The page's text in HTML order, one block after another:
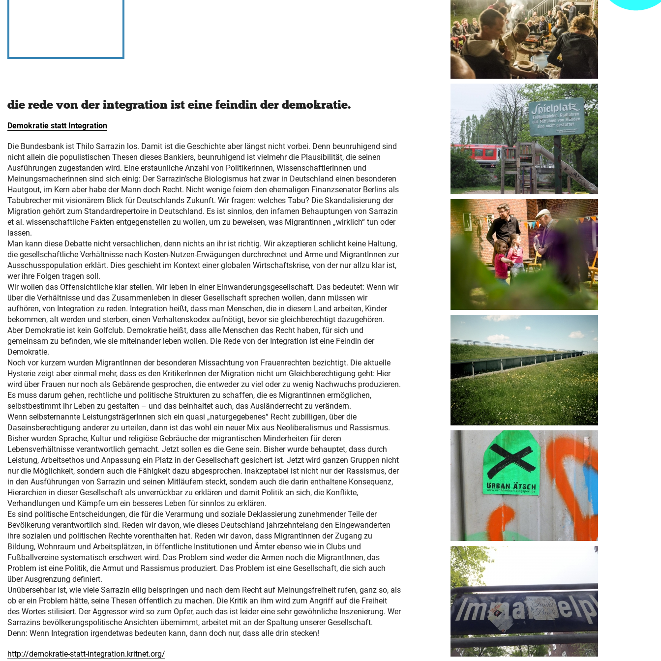
die rede von der integration ist eine feindin der demokratie.
Demokratie statt Integration
Die Bundesbank ist Thilo Sarrazin los. Damit ist die Geschichte aber längst nicht vorbei. Denn beunruhigend sind
nicht allein die populistischen Thesen dieses Bankiers, beunruhigend ist vielmehr die Plausibilität, die seinen
Ausführungen zugestanden wird. Eine erstaunliche Anzahl von PolitikerInnen, WissenschaftlerInnen und
MeinungsmacherInnen sind sich einig: Der Sarrazin’sche Biologismus hat zwar in Deutschland einen besonderen
Hautgout, im Kern aber habe der Mann doch Recht. Nicht wenige feiern den ehemaligen Finanzsenator Berlins als
Tabubrecher mit visionärem Blick für Deutschlands Zukunft. Wir fragen: welches Tabu? Die Skandalisierung der
Migration gehört zum Standardrepertoire in Deutschland. Es ist sinnlos, den infamen Behauptungen von Sarrazin
et al. wissenschaftliche Fakten entgegenstellen zu wollen, um zu beweisen, was MigrantInnen „wirklich“ tun oder
lassen.
Man kann diese Debatte nicht versachlichen, denn nichts an ihr ist richtig. Wir akzeptieren schlicht keine Haltung,
die gesellschaftliche Verhältnisse nach Kosten-Nutzen-Erwägungen durchrechnet und Arme und MigrantInnen zur
Ausschusspopulation erklärt. Dies geschieht im Kontext einer globalen Wirtschaftskrise, von der nur allzu klar ist,
wer ihre Folgen tragen soll.
Wir wollen das Offensichtliche klar stellen. Wir leben in einer Einwanderungsgesellschaft. Das bedeutet: Wenn wir
über die Verhältnisse und das Zusammenleben in dieser Gesellschaft sprechen wollen, dann müssen wir
aufhören, von Integration zu reden. Integration heißt, dass man Menschen, die in diesem Land arbeiten, Kinder
bekommen, alt werden und sterben, einen Verhaltenskodex aufnötigt, bevor sie gleichberechtigt dazugehören.
Aber Demokratie ist kein Golfclub. Demokratie heißt, dass alle Menschen das Recht haben, für sich und
gemeinsam zu befinden, wie sie miteinander leben wollen. Die Rede von der Integration ist eine Feindin der
Demokratie.
Noch vor kurzem wurden MigrantInnen der besonderen Missachtung von Frauenrechten bezichtigt. Die aktuelle
Hysterie zeigt aber einmal mehr, dass es den KritikerInnen der Migration nicht um Gleichberechtigung geht: Hier
wird über Frauen nur noch als Gebärende gesprochen, die entweder zu viel oder zu wenig Nachwuchs produzieren.
Es muss darum gehen, rechtliche und politische Strukturen zu schaffen, die es MigrantInnen ermöglichen,
selbstbestimmt ihr Leben zu gestalten – und das beinhaltet auch, das Ausländerrecht zu verändern.
Wenn selbsternannte LeistungsträgerInnen sich ein quasi „naturgegebenes“ Recht zubilligen, über die
Daseinsberechtigung anderer zu urteilen, dann ist das wohl ein neuer Mix aus Neoliberalismus und Rassismus.
Bisher wurden Sprache, Kultur und religiöse Gebräuche der migrantischen Minderheiten für deren
Lebensverhältnisse verantwortlich gemacht. Jetzt sollen es die Gene sein. Bisher wurde behauptet, dass durch
Leistung, Arbeitsethos und Anpassung ein Platz in der Gesellschaft gesichert ist. Jetzt wird ganzen Gruppen nicht
nur die Möglichkeit, sondern auch die Fähigkeit dazu abgesprochen. Inakzeptabel ist nicht nur der Rassismus, der
in den Ausführungen von Sarrazin und seinen Mitläufern steckt, sondern auch die darin enthaltene Konsequenz,
Hierarchien in dieser Gesellschaft als unverrückbar zu erklären und damit Politik an sich, die Konflikte,
Verhandlungen und Kämpfe um ein besseres Leben für sinnlos zu erklären.
Es sind politische Entscheidungen, die für die Verarmung und soziale Deklassierung zunehmender Teile der
Bevölkerung verantwortlich sind. Reden wir davon, wie dieses Deutschland jahrzehntelang den Eingewanderten
ihre sozialen und politischen Rechte vorenthalten hat. Reden wir davon, dass MigrantInnen der Zugang zu
Bildung, Wohnraum und Arbeitsplätzen, in öffentliche Institutionen und Ämter ebenso wie in Clubs und
Fußballvereine systematisch erschwert wird. Das Problem sind weder die Armen noch die MigrantInnen, das
Problem ist eine Politik, die Armut und Rassismus produziert. Das Problem ist eine Gesellschaft, die sich auch
über Ausgrenzung definiert.
Unübersehbar ist, wie viele Sarrazin eilig beispringen und nach dem Recht auf Meinungsfreiheit rufen, ganz so, als
ob er ein Problem hätte, seine Thesen öffentlich zu machen. Die Kritik an ihm wird zum Angriff auf die Freiheit
des Wortes stilisiert. Der Aggressor wird so zum Opfer, auch das ist leider eine sehr gewöhnliche Inszenierung. Wer
Sarrazins bevölkerungspolitische Ansichten übernimmt, arbeitet mit an der Spaltung unserer Gesellschaft.
Denn: Wenn Integration irgendetwas bedeuten kann, dann doch nur, dass alle drin stecken!
http://demokratie-statt-integration.kritnet.org/